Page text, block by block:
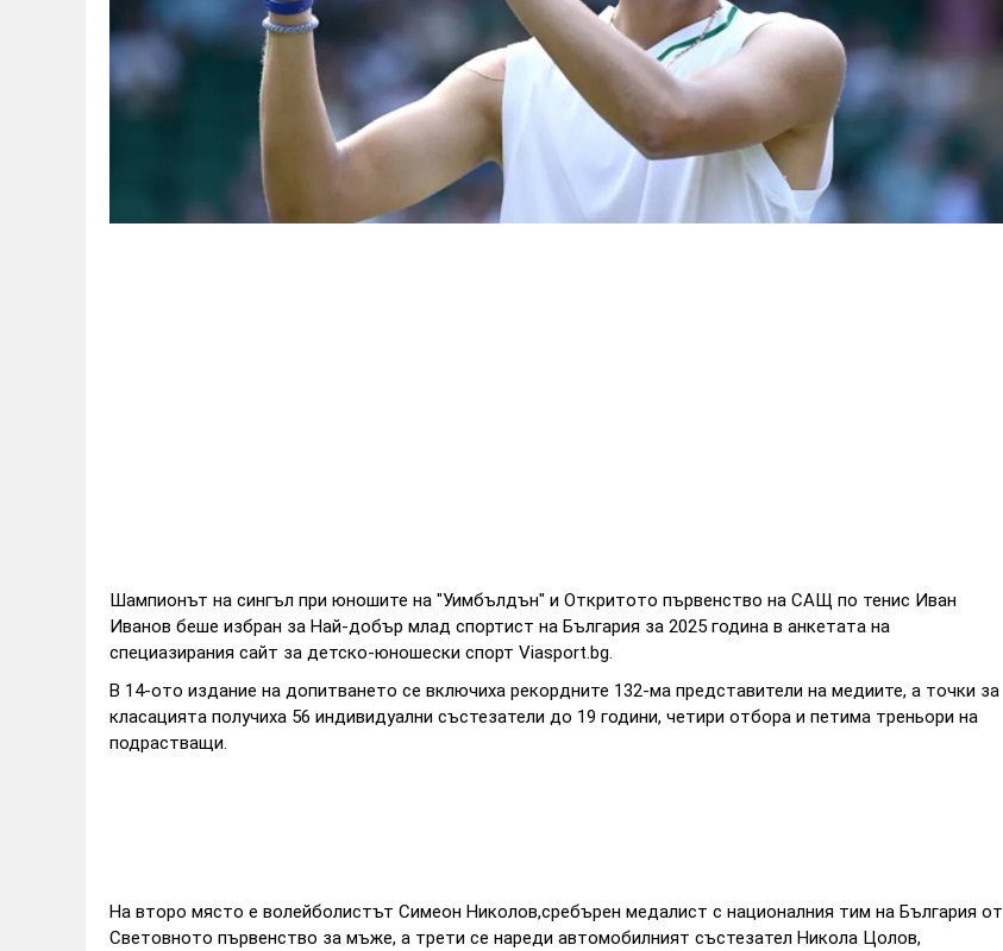
Шампионът на сингъл при юношите на "Уимбълдън" и Откритото първенство на САЩ по тенис Иван
Иванов беше избран за Най-добър млад спортист на България за 2025 година в анкетата на
специазирания сайт за детско-юношески спорт Viasport.bg.
В 14-ото издание на допитването се включиха рекордните 132-ма представители на медиите, а точки за
класацията получиха 56 индивидуални състезатели до 19 години, четири отбора и петима треньори на
подрастващи.
На второ място е волейболистът Симеон Николов,сребърен медалист с националния тим на България от
Световното първенство за мъже, а трети се нареди автомобилният състезател Никола Цолов,